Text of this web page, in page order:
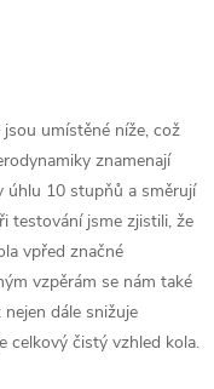
umístěné níže, což
znamenají
úhlu 10 stupňů a směrují
testování jsme zjistili, že
vpřed značné
vzpěrám se nám také
dále snižuje
celkový čistý vzhled kola.